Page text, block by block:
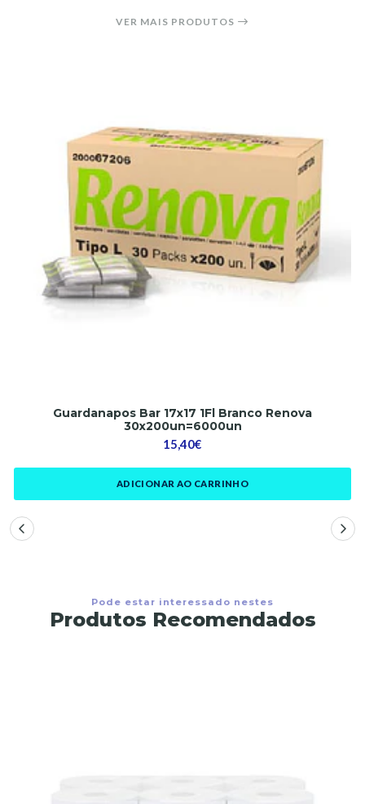
VER MAIS PRODUTOS
Guardanapos Bar 17x17 1Fl Branco Renova
30x200un=6000un
15,40€
ADICIONAR AO CARRINHO
Pode estar interessado nestes
Produtos Recomendados